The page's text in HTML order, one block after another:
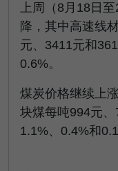
上周（ 8 月 18 日至
降，其中高速线
元、 3411元和
0.6%。
煤炭价格继续上
块煤每吨994元、
1.1%、 0.4%和